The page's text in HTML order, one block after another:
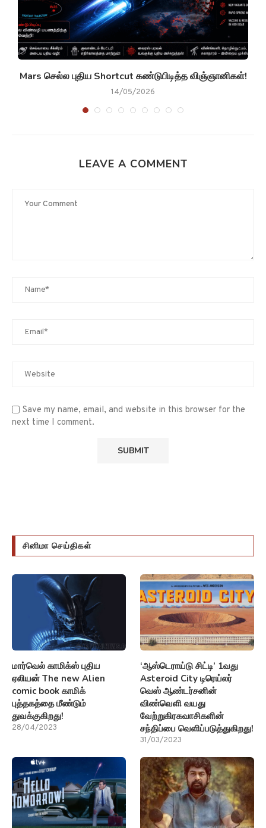
Mars செல்ல புதிய Shortcut கண்டுபிடித்த விஞ்ஞானிகள்!
14/05/2026
LEAVE A COMMENT
Save my name, email, and website in this browser for the
next time I comment.
சினிமா செய்திகள்
மார்வெல் காமிக்ஸ் புதிய
ஏலியன் The new Alien
comic book காமிக்
புத்தகத்தை மீண்டும்
துவக்குகிறது!
28/04/2023
‘ஆஸ்டெராய்டு சிட்டி’ 1வது
Asteroid City டிரெய்லர்
வெஸ் ஆண்டர்சனின்
விண்வெளி வயது
வேற்றுகிரகவாசிகளின்
சந்திப்பை வெளிப்படுத்துகிறது!
31/03/2023